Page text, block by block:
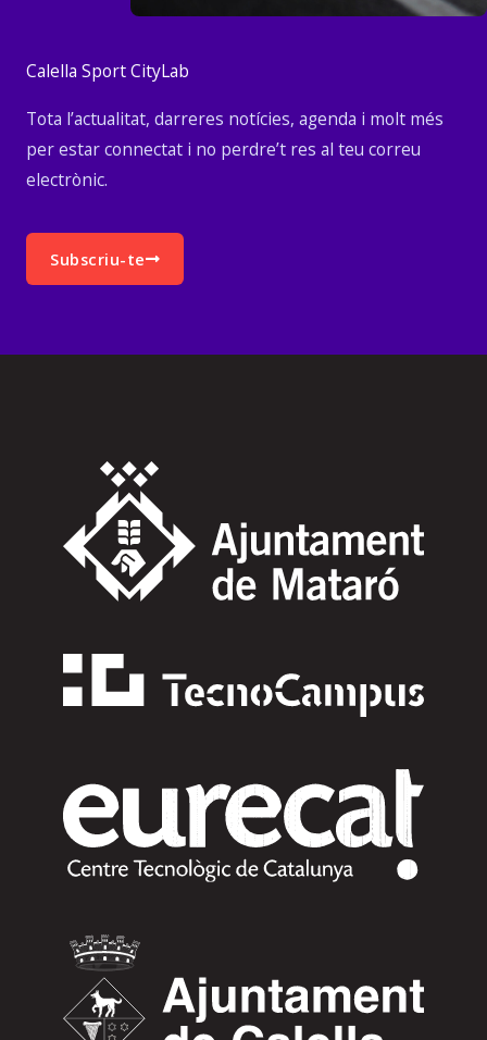
Calella Sport CityLab
Tota l’actualitat, darreres notícies, agenda i molt més
per estar connectat i no perdre’t res al teu correu
electrònic.
Subscriu-te